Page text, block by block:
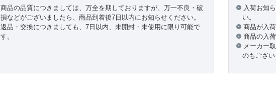
商品の品質につきましては、万全を期しておりますが、万一不良・破
損などがございましたら、商品到着後7日以内にお知らせください。
返品・交換につきましても、7日以内、未開封・未使用に限り可能で
す。
入荷お知
い。
商品が入
商品の入
メーカー
のもござい